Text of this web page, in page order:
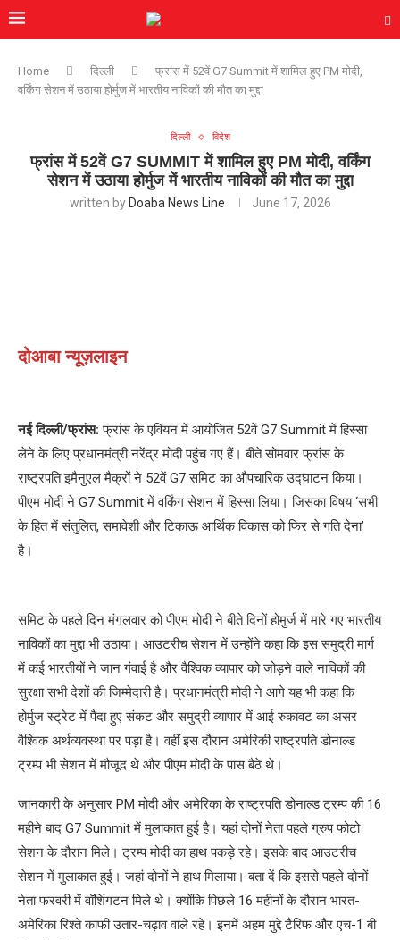
Home दिल्ली
फ्रांस में 52वें G7 Summit में शामिल हुए PM मोदी,
वर्किंग सेशन में उठाया होर्मुज में भारतीय नाविकों की मौत का मुद्दा
दिल्ली विदेश
फ्रांस में 52वें G7 SUMMIT में शामिल हुए PM मोदी, वर्किंग
सेशन में उठाया होर्मुज में भारतीय नाविकों की मौत का मुद्दा
written by Doaba News Line June 17, 2026
दोआबा न्यूज़लाइन
नई दिल्ली/फ्रांस:फ्रांस के एवियन में आयोजित 52वें G7 Summit में हिस्सा
लेने के लिए प्रधानमंत्री नरेंद्र मोदी पहुंच गए हैं। बीते सोमवार फ्रांस के
राष्ट्रपति इमैनुएल मैक्रों ने 52वें G7 समिट का औपचारिक उद्घाटन किया।
पीएम मोदी ने G7 Summit में वर्किंग सेशन में हिस्सा लिया। जिसका विषय ‘सभी
के हित में संतुलित, समावेशी और टिकाऊ आर्थिक विकास को फिर से गति देना’
है।
समिट के पहले दिन मंगलवार को पीएम मोदी ने बीते दिनों होमुर्ज में मारे गए भारतीय
नाविकों का मुद्दा भी उठाया। आउटरीच सेशन में उन्होंने कहा कि इस समुद्री मार्ग
में कई भारतीयों ने जान गंवाई है और वैश्विक व्यापार को जोड़ने वाले नाविकों की
सुरक्षा सभी देशों की जिम्मेदारी है। प्रधानमंत्री मोदी ने आगे यह भी कहा कि
होर्मुज स्ट्रेट में पैदा हुए संकट और समुद्री व्यापार में आई रुकावट का असर
वैश्विक अर्थव्यवस्था पर पड़ा है। वहीं इस दौरान अमेरिकी राष्ट्रपति डोनाल्ड
ट्रम्प भी सेशन में मौजूद थे और पीएम मोदी के पास बैठे थे।
जानकारी के अनुसार PM मोदी और अमेरिका के राष्ट्रपति डोनाल्ड ट्रम्प की 16
महीने बाद G7 Summit में मुलाकात हुई है। यहां दोनों नेता पहले ग्रुप फोटो
सेशन के दौरान मिले। ट्रम्प मोदी का हाथ पकड़े रहे। इसके बाद आउटरीच
सेशन में मुलाकात हुई। जहां दोनों ने हाथ मिलाया। बता दें कि इससे पहले दोनों
नेता फरवरी में वॉशिंगटन मिले थे। क्योंकि पिछले 16 महीनों के दौरान भारत-
अमेरिका रिश्ते काफी उतार-चढ़ाव वाले रहे। इनमें अहम मुद्दे टैरिफ और एच-1 बी